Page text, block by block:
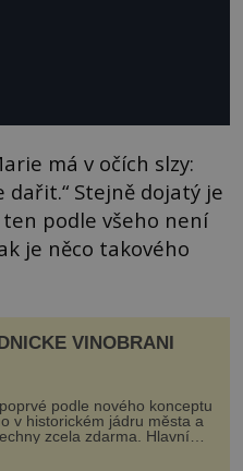
má v očích slzy:
dařit.“ Stejně dojatý je
ten podle všeho není
je něco takového
VINOBRANÍ
podle nového konceptu
v historickém jádru města a
zcela zdarma. Hlavní
se odehraje na Karlově a